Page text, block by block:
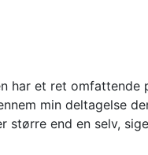
har et ret omfattende
min deltagelse
end en selv,